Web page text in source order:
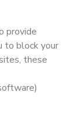
provide
to block your
these